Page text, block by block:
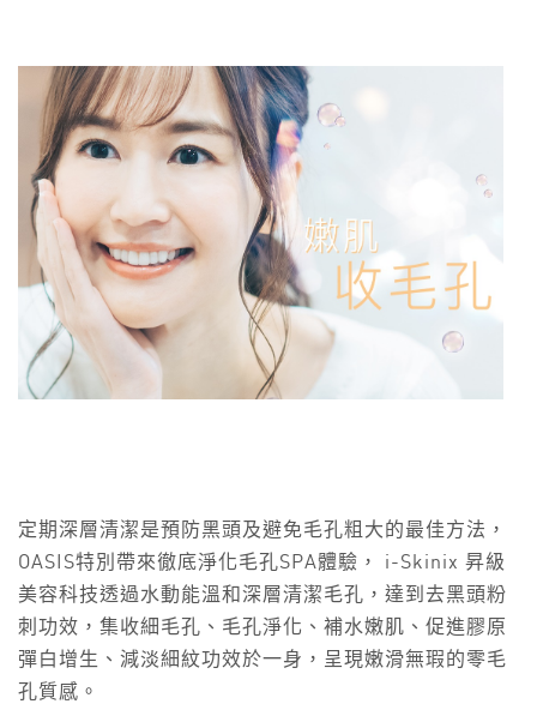
定期深層清潔是預防黑頭及避免毛孔粗大的最佳方法，
OASIS特別帶來徹底淨化毛孔SPA體驗， i-Skinix 昇級
美容科技透過水動能溫和深層清潔毛孔，達到去黑頭粉
刺功效，集收細毛孔、毛孔淨化、補水嫩肌、促進膠原
彈白增生、減淡細紋功效於一身，呈現嫩滑無瑕的零毛
孔質感。